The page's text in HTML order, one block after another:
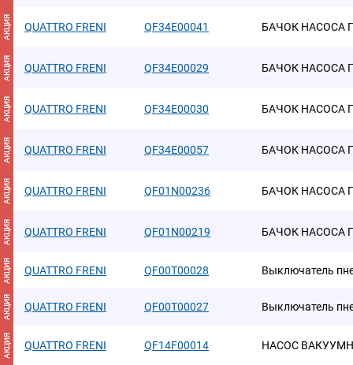
АКЦИЯ QUATTRO FRENI QF34E00041 БАЧОК НАСОСА
АКЦИЯ QUATTRO FRENI QF34E00029 БАЧОК НАСОСА
АКЦИЯ QUATTRO FRENI QF34E00030 БАЧОК НАСОСА
АКЦИЯ QUATTRO FRENI QF34E00057 БАЧОК НАСОСА
АКЦИЯ QUATTRO FRENI QF01N00236 БАЧОК НАСОСА
АКЦИЯ QUATTRO FRENI QF01N00219 БАЧОК НАСОСА
АКЦИЯ QUATTRO FRENI QF00T00028 Выключатель
АКЦИЯ QUATTRO FRENI QF00T00027 Выключатель
АКЦИЯ QUATTRO FRENI QF14F00014 НАСОС